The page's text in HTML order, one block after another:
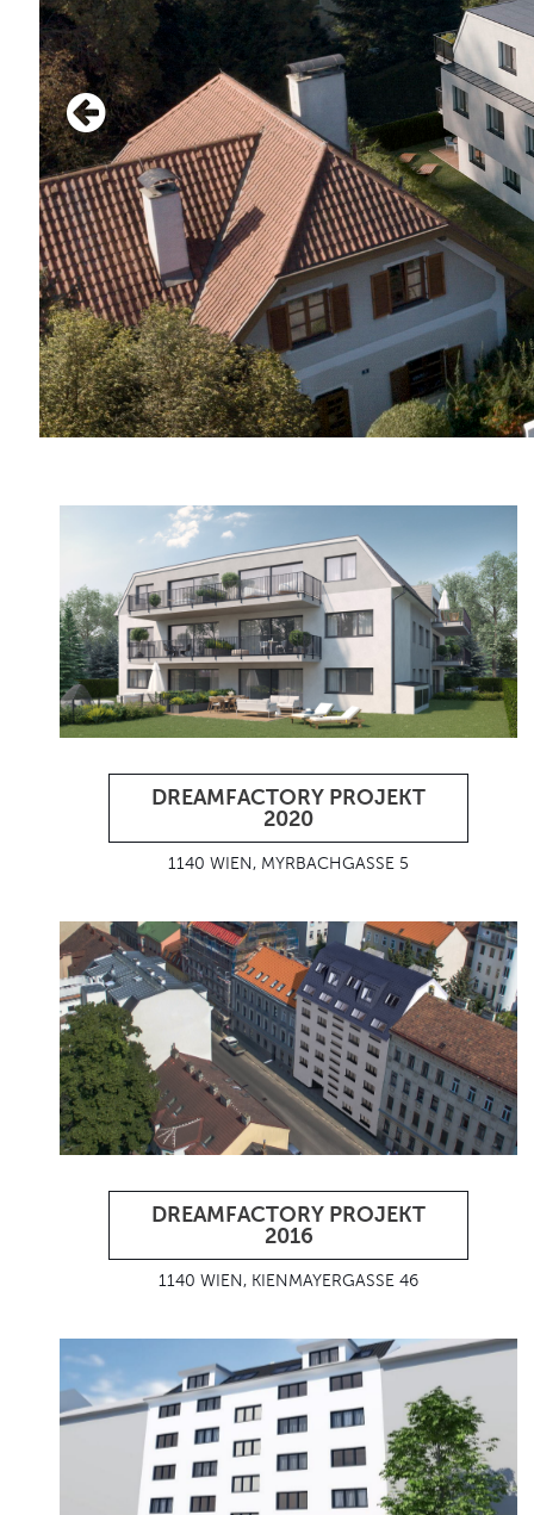
DREAMFACTORY PROJEKT
2020
1140 WIEN, MYRBACHGASSE 5
DREAMFACTORY PROJEKT
2016
1140 WIEN, KIENMAYERGASSE 46